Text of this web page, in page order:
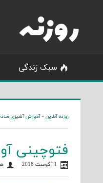
content
سبک زندگی
روزنه آنلاین »آموزش آشپزی
فتوچینی
1 آگوست 2018